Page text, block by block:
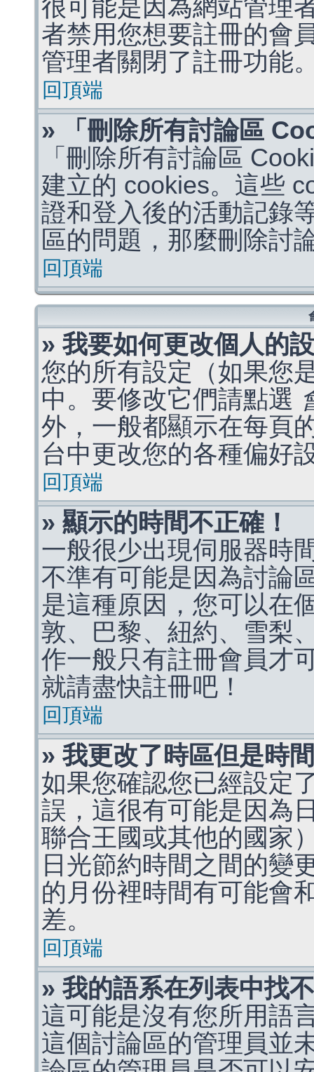
很可能是因為網站管理
者禁用您想要註冊的會
管理者關閉了註冊功能
回頂端
» 「刪除所有討論區
「刪除所有討論區
建立的 cookies。這些
證和登入後的活動記錄
區的問題，那麼刪除討
回頂端
» 我要如何更改個人的
您的所有設定（如果您
中。要修改它們請點選
外，一般都顯示在每頁
台中更改您的各種偏好
回頂端
» 顯示的時間不正確！
一般很少出現伺服器時
不準有可能是因為討論
是這種原因，您可以在
敦、巴黎、紐約、雪梨
作一般只有註冊會員才
就請盡快註冊吧！
回頂端
» 我更改了時區但是時
如果您確認您已經設定
誤，這很有可能是因為
聯合王國或其他的國家
日光節約時間之間的變
的月份裡時間有可能會
差。
回頂端
» 我的語系在列表中找
這可能是沒有您所用語
這個討論區的管理員並